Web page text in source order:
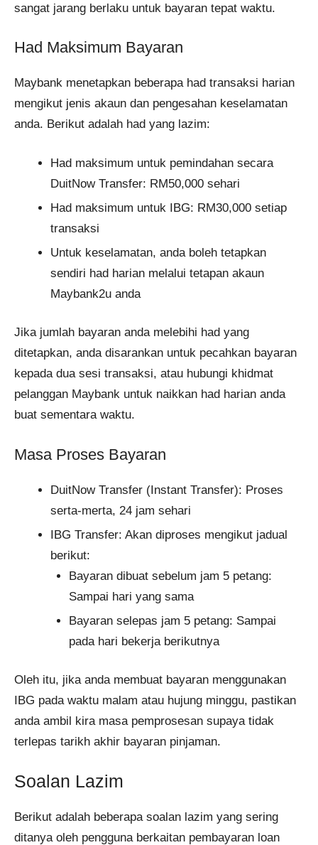
sangat jarang berlaku untuk bayaran tepat waktu.
Had Maksimum Bayaran
Maybank menetapkan beberapa had transaksi harian
mengikut jenis akaun dan pengesahan keselamatan
anda. Berikut adalah had yang lazim:
Had maksimum untuk pemindahan secara
DuitNow Transfer: RM50,000 sehari
Had maksimum untuk IBG: RM30,000 setiap
transaksi
Untuk keselamatan, anda boleh tetapkan
sendiri had harian melalui tetapan akaun
Maybank2u anda
Jika jumlah bayaran anda melebihi had yang
ditetapkan, anda disarankan untuk pecahkan bayaran
kepada dua sesi transaksi, atau hubungi khidmat
pelanggan Maybank untuk naikkan had harian anda
buat sementara waktu.
Masa Proses Bayaran
DuitNow Transfer (Instant Transfer): Proses
serta-merta, 24 jam sehari
IBG Transfer: Akan diproses mengikut jadual
berikut:
Bayaran dibuat sebelum jam 5 petang:
Sampai hari yang sama
Bayaran selepas jam 5 petang: Sampai
pada hari bekerja berikutnya
Oleh itu, jika anda membuat bayaran menggunakan
IBG pada waktu malam atau hujung minggu, pastikan
anda ambil kira masa pemprosesan supaya tidak
terlepas tarikh akhir bayaran pinjaman.
Soalan Lazim
Berikut adalah beberapa soalan lazim yang sering
ditanya oleh pengguna berkaitan pembayaran loan